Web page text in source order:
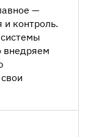
—
контроль.
внедряем